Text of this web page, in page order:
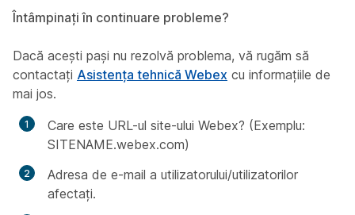
Întâmpinați în continuare probleme?
Dacă acești pași nu rezolvă problema, vă rugăm să
contactați Asistența tehnică Webex cu informațiile de
mai jos.
Care este URL-ul site-ului Webex? (Exemplu:
SITENAME.webex.com)
Adresa de e-mail a utilizatorului/utilizatorilor
afectați.